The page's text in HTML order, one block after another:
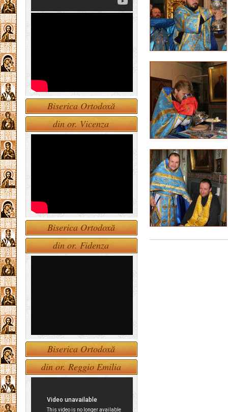
Biserica Ortodoxă
din or. Vicenza
Biserica Ortodoxă
din or. Fidenza
Biserica Ortodoxă
din or. Reggio Emilia